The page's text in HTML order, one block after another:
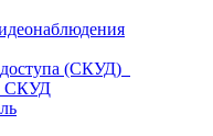
(СКУД)
СКУД